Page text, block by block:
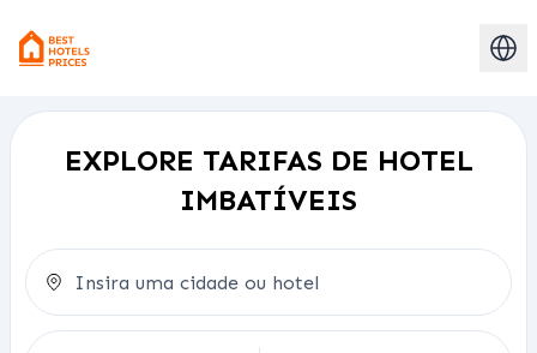
EXPLORE TARIFAS DE HOTEL
IMBATÍVEIS